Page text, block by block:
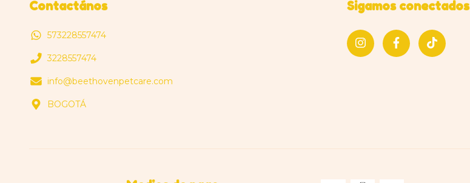
Contactános
573228557474
3228557474
info@beethovenpetcare.com
BOGOTÁ
Sigamos conectados